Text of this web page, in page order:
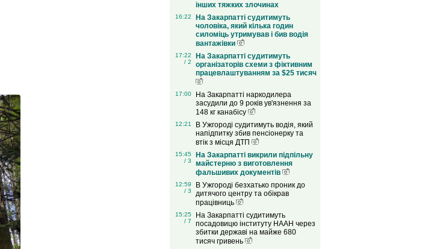
інших тяжких злочинах
16:22
На Закарпатті судитимуть
чоловіка, який кілька годин
силоміць утримував і бив водія
вантажівки
17:22
/ 2
На Закарпатті судитимуть
організаторів схеми з фіктивним
працевлаштуванням за $25 тисяч
17:00
На Закарпатті наркодилера
засудили до 9 років ув'язнення за
148 кг канабісу
12:21
В Ужгороді судитимуть водія, який
напідпитку збив пенсіонерку та
втік з місця ДТП
15:45
/ 3
На Закарпатті викрили підпільну
майстерню з виготовлення
фальшивих документів
12:59
/ 3
В Ужгороді безхатько проник до
дитячого центру та обікрав
працівниць
15:25
/ 7
На Закарпатті судитимуть
посадовицю інституту НААН через
збитки державі на майже 680
тисяч гривень